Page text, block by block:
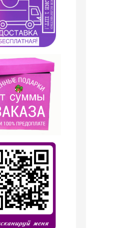
Парфюмерия
Sevaverek Sevaverek
/ Парфюмерная
вода № 5034 Lanvin
Eclat DArpege 50 мл